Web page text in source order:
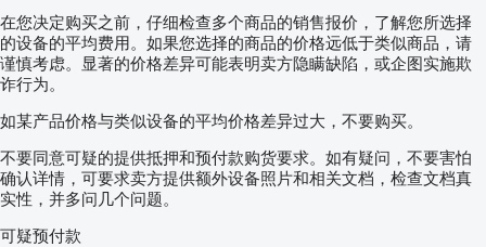
在您决定购买之前，仔细检查多个商品的销售报价，了解您所选择
的设备的平均费用。如果您选择的商品的价格远低于类似商品，请
谨慎考虑。显著的价格差异可能表明卖方隐瞒缺陷，或企图实施欺
诈行为。
如某产品价格与类似设备的平均价格差异过大，不要购买。
不要同意可疑的提供抵押和预付款购货要求。如有疑问，不要害怕
确认详情，可要求卖方提供额外设备照片和相关文档，检查文档真
实性，并多问几个问题。
可疑预付款